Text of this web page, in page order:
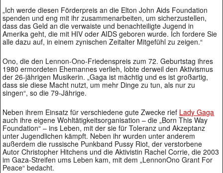
„Ich werde diesen Förderpreis an die Elton John Aids Foundation
spenden und eng mit ihr zusammenarbeiten, um sicherzustellen,
dass das Geld an die verwaiste und benachteiligte Jugend in
Amerika geht, die mit HIV oder AIDS geboren wurde. Ich fordere Sie
alle dazu auf, in einem zynischen Zeitalter Mitgefühl zu zeigen.“
Ono, die den Lennon-Ono-Friedenspreis zum 72. Geburtstag ihres
1980 ermordeten Ehemannes verlieh, lobte derweil den Aktivismus
der 26-jährigen Musikerin. „Gaga ist mächtig und es ist großartig,
dass sie diese Macht nutzt, um mehr Dinge zu tun, als nur zu
singen“, so die 79-Jährige.
Neben ihrem Einsatz für verschiedene gute Zwecke rief Lady Gaga
auch ihre eigene Wohltätigkeitsorganisation – die „Born This Way
Foundation“ – ins Leben, mit der sie für Toleranz und Akzeptanz
unter Jugendlichen kämpft. Neben ihr wurden unter anderem
außerdem die russische Punkband Pussy Riot, der verstorbene
Autor Christopher Hitchens und die Aktivistin Rachel Corrie, die 2003
im Gaza-Streifen ums Leben kam, mit dem „LennonOno Grant For
Peace“ bedacht.